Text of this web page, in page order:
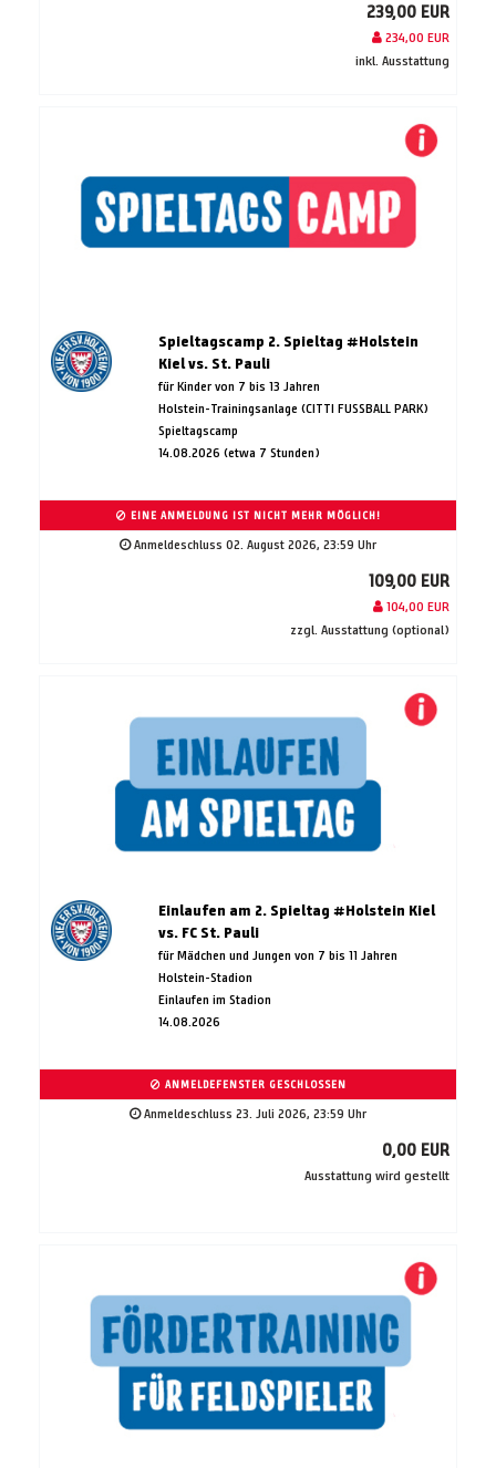
239,00 EUR
234,00 EUR
inkl. Ausstattung
Spieltagscamp 2. Spieltag #Holstein
Kiel vs. St. Pauli
für Kinder von 7 bis 13 Jahren
Holstein-Trainingsanlage (CITTI FUSSBALL PARK)
Spieltagscamp
14.08.2026 (etwa 7 Stunden)
EINE ANMELDUNG IST NICHT MEHR MÖGLICH!
Anmeldeschluss 02. August 2026, 23:59 Uhr
109,00 EUR
104,00 EUR
zzgl. Ausstattung (optional)
Einlaufen am 2. Spieltag #Holstein Kiel
vs. FC St. Pauli
für Mädchen und Jungen von 7 bis 11 Jahren
Holstein-Stadion
Einlaufen im Stadion
14.08.2026
ANMELDEFENSTER GESCHLOSSEN
Anmeldeschluss 23. Juli 2026, 23:59 Uhr
0,00 EUR
Ausstattung wird gestellt